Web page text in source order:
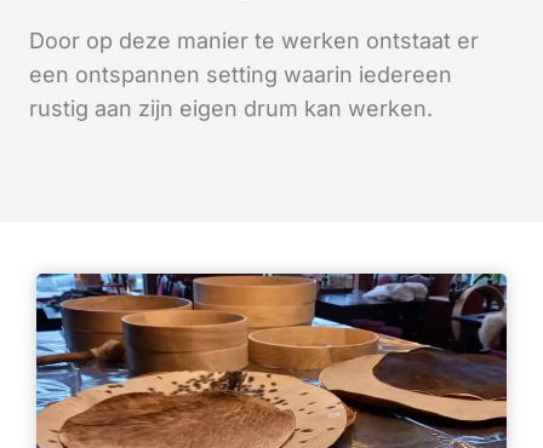
Door op deze manier te werken ontstaat er
een ontspannen setting waarin iedereen
rustig aan zijn eigen drum kan werken.